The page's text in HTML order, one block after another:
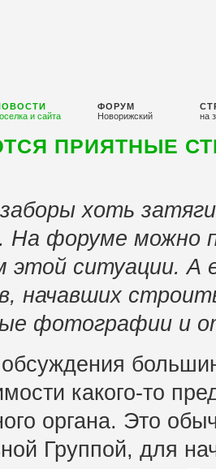
и сайта
ФОРУМ
Новорижский
на
ПРИЯТНЫЕ
хоть
На форуме можно
этой ситуации.
начавших
фотографии и
какого-то
органа. Это
Группой, для